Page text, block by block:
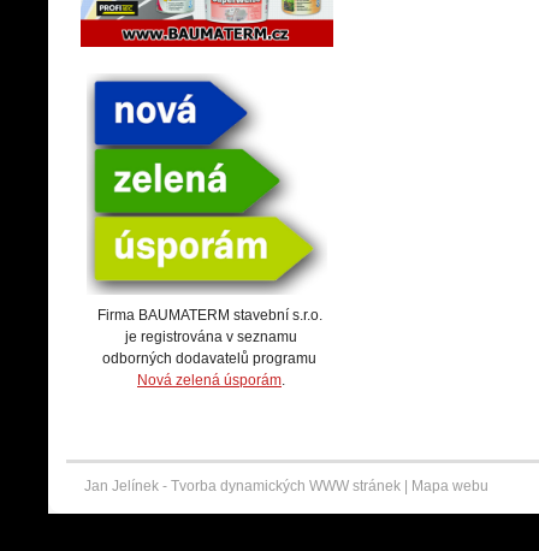
Firma BAUMATERM stavební s.r.o.
je registrována v seznamu
odborných dodavatelů programu
Nová zelená úsporám.
Jan Jelínek - Tvorba dynamických WWW stránek Mapa webu